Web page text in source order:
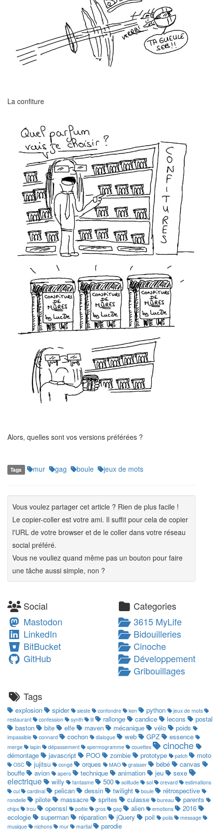
La confiture
Alors, quelles sont vos versions préférées ?
Tags mur gag boule jeux de mots
Vous voulez partager cet article ? Rien de plus facile !
Le copier-coller est votre ami. Il suffit pour cela de copier
l'URL de votre browser et de le coller dans votre réseau
social préféré.
Vous ne vouliez quand même pas un bouton pour faire
une tâche aussi simple, non ?
Social
Mastodon
LinkedIn
BitBucket
GitHub
Categories
3615 MyLife
Bidouilleries
Cinoche
Développement
Gribouillages
Tags
explosion spider sieste confondre ken python
jeux de mots
restaurant
confession synth lit rallonge candice lecons
postal
baston
bite elfe maven mécanique vélo poids
impassible connard cochon dialogue web GPZ essence
merge lapin dépassement spermogramme couettes cinoche
démontage javascript POO zombie prototype patch moto
OSC jujitsu congé orques MAO graisser bébé
canvas
bouffe
avion apero technique animation jeu sexe
electrique willy fantasme 500 solitude sol crevard
estimations
cul
cardinal pelican dessin twilight boule rétrospective
rondelle pilote massacre sprites culasse bureau parents
chips trou openssl poêle gros gag alien emotions
2016
ecologie
superman réparation jQuery poil poils
message
musique
nichons mur martial parodie